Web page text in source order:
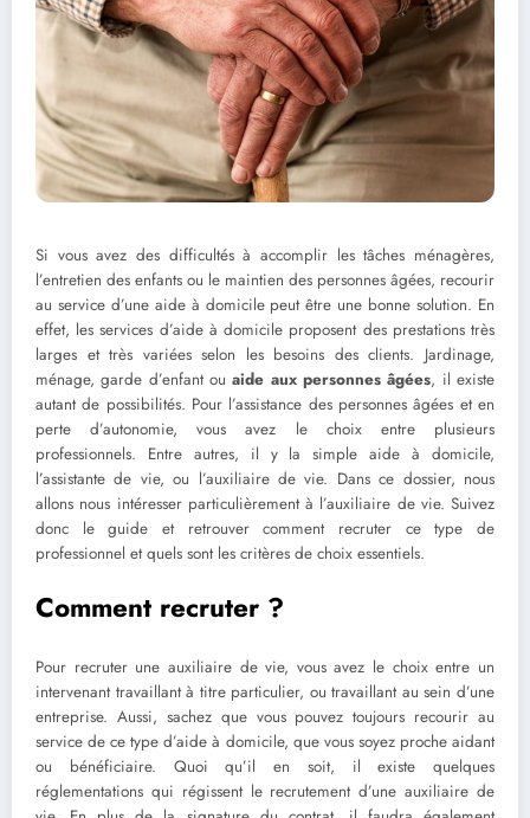
Si vous avez des difficultés à accomplir les tâches ménagères,
l’entretien des enfants ou le maintien des personnes âgées, recourir
au service d’une aide à domicile peut être une bonne solution. En
effet, les services d’aide à domicile proposent des prestations très
larges et très variées selon les besoins des clients. Jardinage,
ménage, garde d’enfant ouaide aux personnes âgées, il existe
autant de possibilités. Pour l’assistance des personnes âgées et en
perte d’autonomie, vous avez le choix entre plusieurs
professionnels. Entre autres, il y la simple aide à domicile,
l’assistante de vie, ou l’auxiliaire de vie. Dans ce dossier, nous
allons nous intéresser particulièrement à l’auxiliaire de vie. Suivez
donc le guide et retrouver comment recruter ce type de
professionnel et quels sont les critères de choix essentiels.
Comment recruter ?
Pour recruter une auxiliaire de vie, vous avez le choix entre un
intervenant travaillant à titre particulier, ou travaillant au sein d’une
entreprise. Aussi, sachez que vous pouvez toujours recourir au
service de ce type d’aide à domicile, que vous soyez proche aidant
ou bénéficiaire. Quoi qu’il en soit, il existe quelques
réglementations qui régissent le recrutement d’une auxiliaire de